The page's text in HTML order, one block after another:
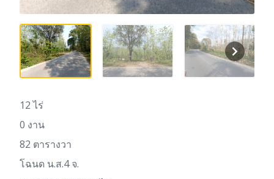
12 ไร่
0 งาน
82 ตารางวา
โฉนด น.ส.4 จ.